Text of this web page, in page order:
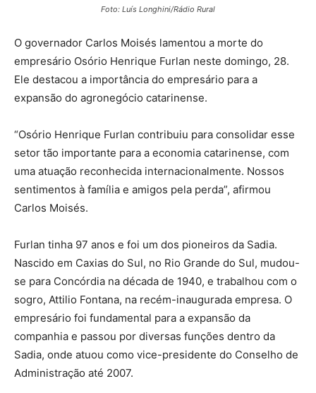
Foto: Luís Longhini/Rádio Rural
O governador Carlos Moisés lamentou a morte do
empresário Osório Henrique Furlan neste domingo, 28.
Ele destacou a importância do empresário para a
expansão do agronegócio catarinense.
“Osório Henrique Furlan contribuiu para consolidar esse
setor tão importante para a economia catarinense, com
uma atuação reconhecida internacionalmente. Nossos
sentimentos à família e amigos pela perda”, afirmou
Carlos Moisés.
Furlan tinha 97 anos e foi um dos pioneiros da Sadia.
Nascido em Caxias do Sul, no Rio Grande do Sul, mudou-
se para Concórdia na década de 1940, e trabalhou com o
sogro, Attilio Fontana, na recém-inaugurada empresa. O
empresário foi fundamental para a expansão da
companhia e passou por diversas funções dentro da
Sadia, onde atuou como vice-presidente do Conselho de
Administração até 2007.